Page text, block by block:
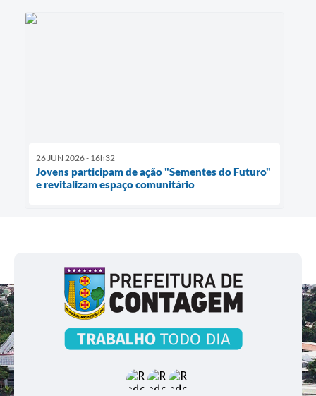
26 JUN 2026 - 16h32
Jovens participam de ação "Sementes do Futuro"
e revitalizam espaço comunitário